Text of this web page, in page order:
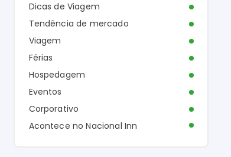
Dicas de Viagem
Tendência de mercado
Viagem
Férias
Hospedagem
Eventos
Corporativo
Acontece no Nacional Inn